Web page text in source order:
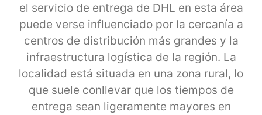
el servicio de entrega de DHL en esta área
puede verse influenciado por la cercanía a
centros de distribución más grandes y la
infraestructura logística de la región. La
localidad está situada en una zona rural, lo
que suele conllevar que los tiempos de
entrega sean ligeramente mayores en